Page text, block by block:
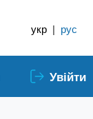
укр | рус
Увійти